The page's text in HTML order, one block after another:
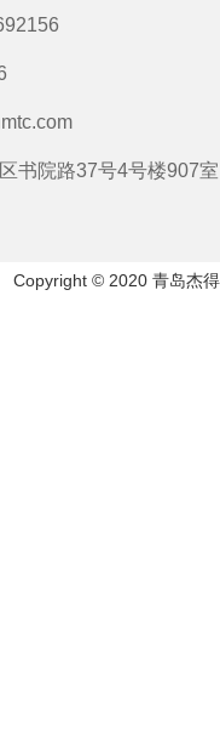
书院路37号4号楼907室
Copyright © 2020 青岛杰